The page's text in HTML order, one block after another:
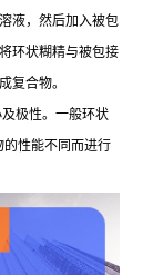
液，然后加入被包
环状糊精与被包接
复合物。
极性。一般环状
的性能不同而进行